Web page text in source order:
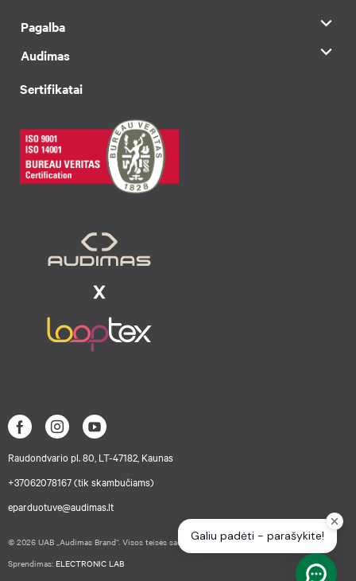
Pagalba
Audimas
Sertifikatai
Raudondvario pl. 80, LT-47182, Kaunas
+37062078167 (tik skambučiams)
eparduotuve@audimas.lt
© 2026 UAB „Audimas Brand“. Visos teisės saugomos.
Sprendimas: ELECTRONIC LAB